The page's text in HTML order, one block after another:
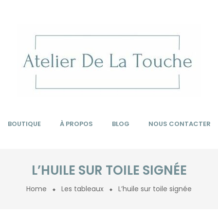
BOUTIQUE À PROPOS BLOG NOUS CONTACTER
L’HUILE SUR TOILE SIGNÉE
Home Les tableaux L’huile sur toile signée